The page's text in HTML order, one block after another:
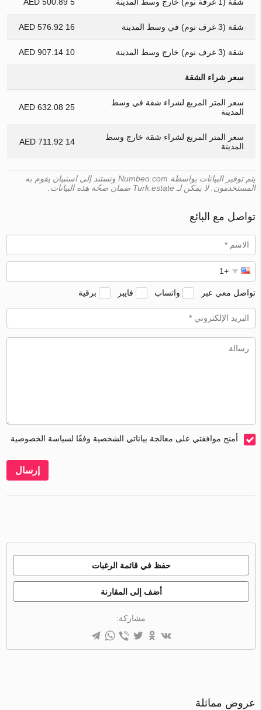
شقة (1 غرفة نوم) خارج وسط المدينة 5 500.89 AED
شقة (3 غرف نوم) في وسط المدينة 16 576.92 AED
شقة (3 غرف نوم) خارج وسط المدينة 10 907.14 AED
سعر شراء الشقة
سعر المتر المربع لشراء شقة في وسط
المدينة
25 632.08 AED
سعر المتر المربع لشراء شقة خارج وسط
المدينة
14 711.92 AED
يتم توفير البيانات بواسطة Numbeo.com وتستند إلى استبيان يقوم به
المستخدمون. لا يمكن لـ Turk.estate ضمان صحّة هذه البيانات.
تواصل مع البائع
تواصل معي عبر واتساب فايبر برقية
أمنح موافقتي على معالجة بياناتي الشخصية وفقًا لسياسة الخصوصية
إرسال
حفظ في قائمة الرغبات
أضف إلى المقارنة
مشاركة:
عروض مماثلة